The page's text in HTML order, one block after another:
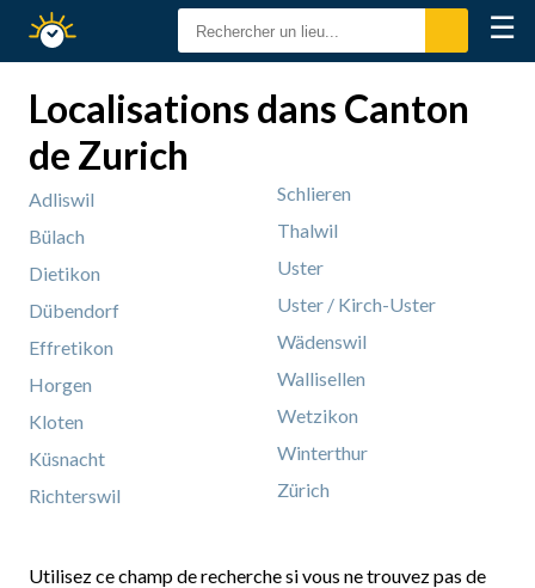
Calendrier
Solaire
☰
Localisations dans Canton
de Zurich
Adliswil
Bülach
Dietikon
Dübendorf
Effretikon
Horgen
Kloten
Küsnacht
Richterswil
Schlieren
Thalwil
Uster
Uster / Kirch-Uster
Wädenswil
Wallisellen
Wetzikon
Winterthur
Zürich
Utilisez ce champ de recherche si vous ne trouvez pas de